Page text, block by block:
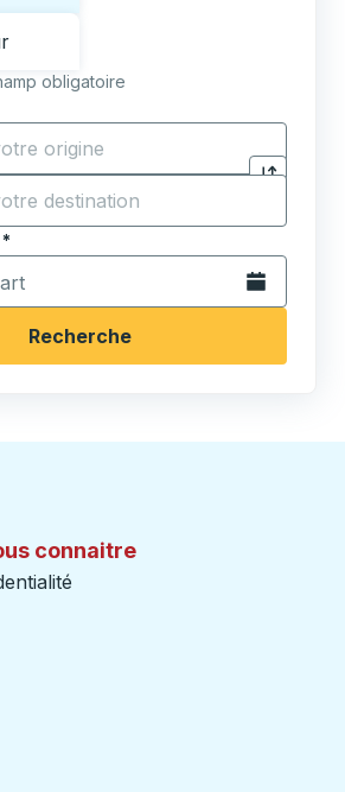
obligatoire
saisir la ville d'origine pour ouvrir
Cliquez
saisir la ville de destination pour
* format date Barre oblique du mois à
Ouvrez le
Recherche
connaitre